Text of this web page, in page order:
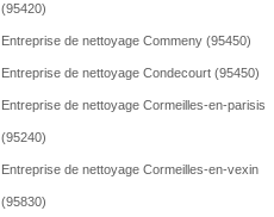
(95420)
Entreprise de nettoyage Commeny (95450)
Entreprise de nettoyage Condecourt (95450)
Entreprise de nettoyage Cormeilles-en-parisis
(95240)
Entreprise de nettoyage Cormeilles-en-vexin
(95830)